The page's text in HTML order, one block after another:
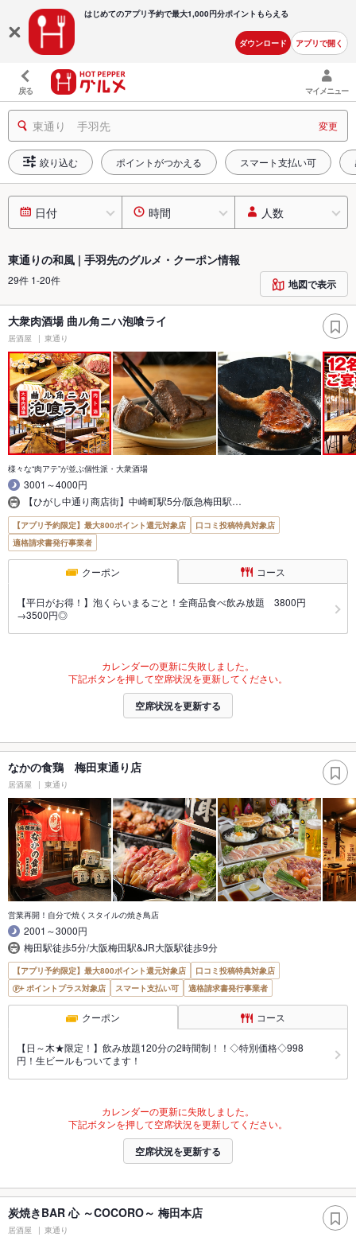
はじめてのアプリ予約で最大1,000円分ポイントもらえる
ダウンロード アプリで開く
戻る マイメニュー
東通り 手羽先 変更
絞り込む ポイントがつかえる スマート支払い可
日付 時間 人数
東通りの和風 | 手羽先のグルメ・クーポン情報
29件 1-20件 地図で表示
大衆肉酒場 曲ル角ニハ泡喰ライ
居酒屋 東通り
様々な“肉アテ”が並ぶ個性派・大衆酒場
3001～4000円
【ひがし中通り商店街】中崎町駅5分/阪急梅田駅…
【アプリ予約限定】最大800ポイント還元対象店
口コミ投稿特典対象店
適格請求書発行事業者
クーポン コース
【平日がお得！】泡くらいまるごと！全商品食べ飲み放題 3800円
→3500円◎
カレンダーの更新に失敗しました。
下記ボタンを押して空席状況を更新してください。
空席状況を更新する
なかの食鶏 梅田東通り店
居酒屋 東通り
営業再開！自分で焼くスタイルの焼き鳥店
2001～3000円
梅田駅徒歩5分/大阪梅田駅&JR大阪駅徒歩9分
【アプリ予約限定】最大800ポイント還元対象店
口コミ投稿特典対象店
ポイントプラス対象店
スマート支払い可 適格請求書発行事業者
クーポン コース
【日～木★限定！】飲み放題120分の2時間制！！◇特別価格◇998
円！生ビールもついてます！
カレンダーの更新に失敗しました。
下記ボタンを押して空席状況を更新してください。
空席状況を更新する
炭焼きBAR 心 ～COCORO～ 梅田本店
居酒屋 東通り